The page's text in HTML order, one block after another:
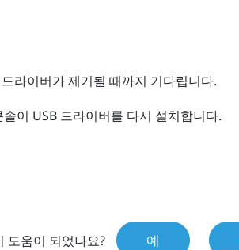
라이버가 제거될 때까지 기다립니다.
솔이 USB 드라이버를 다시 설치합니다.
도움이 되었나요? 예